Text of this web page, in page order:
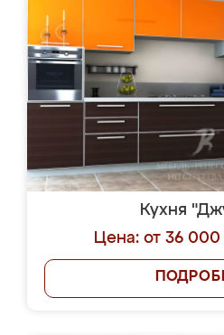
Кухня
Цена: от 36 000